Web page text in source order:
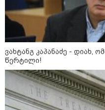
აშშ-
ვახტანგ კაპანაძე - დიახ,
წერტილი!